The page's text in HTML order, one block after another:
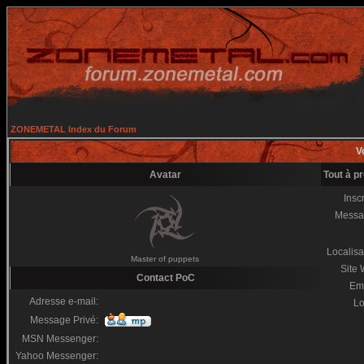
ZONEMETAL Index du Forum
Avatar Tout à
Master of puppets
Site
Contact PoC
Adresse e-mail:
Message Privé:
MSN Messenger:
Yahoo Messenger: